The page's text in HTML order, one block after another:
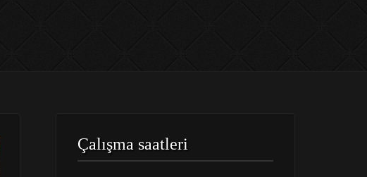
Çalışma saatleri